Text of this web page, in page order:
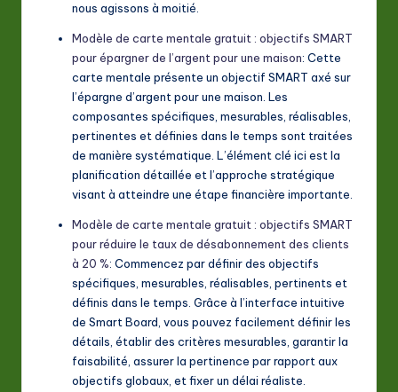
nous agissons à moitié.
Modèle de carte mentale gratuit : objectifs SMART
pour épargner de l’argent pour une maison: Cette
carte mentale présente un objectif SMART axé sur
l’épargne d’argent pour une maison. Les
composantes spécifiques, mesurables, réalisables,
pertinentes et définies dans le temps sont traitées
de manière systématique. L’élément clé ici est la
planification détaillée et l’approche stratégique
visant à atteindre une étape financière importante.
Modèle de carte mentale gratuit : objectifs SMART
pour réduire le taux de désabonnement des clients
à 20 %: Commencez par définir des objectifs
spécifiques, mesurables, réalisables, pertinents et
définis dans le temps. Grâce à l’interface intuitive
de Smart Board, vous pouvez facilement définir les
détails, établir des critères mesurables, garantir la
faisabilité, assurer la pertinence par rapport aux
objectifs globaux, et fixer un délai réaliste.